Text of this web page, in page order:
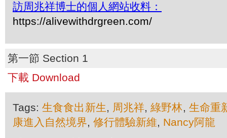
訪周兆祥博士的個人網站收料：
https://alivewithdrgreen.com/
第一節 Section 1
下載 Download
Tags:生食食出新生, 周兆祥,綠野林, 生命重
康進入自然境界, 修行體驗新維, Nancy阿龍